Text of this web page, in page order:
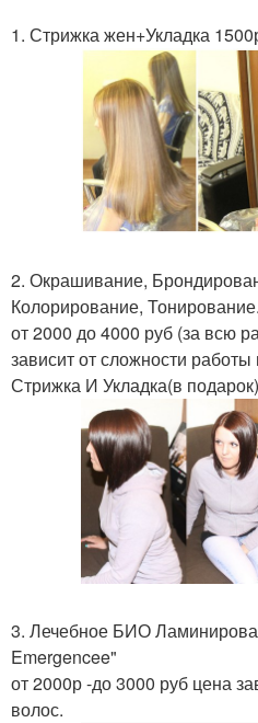
1. Стрижка жен+Укладка
2. Окрашивание,
Колорирование, Тонирование.
от 2000 до 4000 руб (за всю
зависит от сложности
Стрижка И Укладка(в подарок)
3. Лечебное БИО
Emergencee"
от 2000р -до 3000 руб цена
волос.